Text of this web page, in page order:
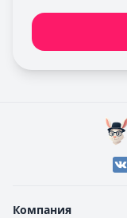
Компания